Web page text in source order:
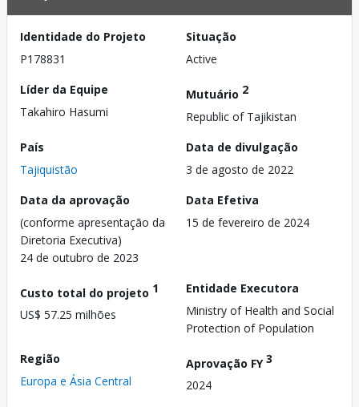
Identidade do Projeto
P178831
Situação
Active
Líder da Equipe
Takahiro Hasumi
Mutuário 2
Republic of Tajikistan
País
Tajiquistão
Data de divulgação
3 de agosto de 2022
Data da aprovação
(conforme apresentação da
Diretoria Executiva)
24 de outubro de 2023
Data Efetiva
15 de fevereiro de 2024
Custo total do projeto 1
US$ 57.25 milhões
Entidade Executora
Ministry of Health and Social
Protection of Population
Região
Europa e Ásia Central
Aprovação FY3
2024